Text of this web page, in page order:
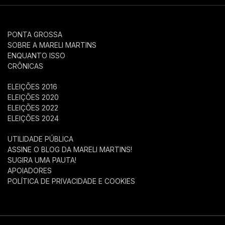
PONTA GROSSA
SOBRE A MARELI MARTINS
ENQUANTO ISSO
CRÔNICAS
ELEIÇÕES 2016
ELEIÇÕES 2020
ELEIÇÕES 2022
ELEIÇÕES 2024
UTILIDADE PÚBLICA
ASSINE O BLOG DA MARELI MARTINS!
SUGIRA UMA PAUTA!
APOIADORES
POLÍTICA DE PRIVACIDADE E COOKIES